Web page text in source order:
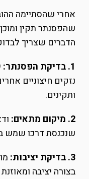
אחרי שהסתיימה
שהפסנתר תקין
הדברים שצריך
1. בדיקת הפסנתר:
נזקים חיצוניים
ותקינים.
2. מיקום מתאים:
שנכנסת דרכו שמש
3. בדיקת יציבות:
בצורה יציבה